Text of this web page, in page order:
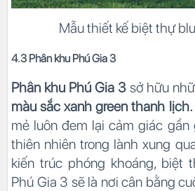
Mẫu thiết kế biệt thự
4.3 Phân khu Phú Gia 3
Phân khu Phú Gia 3sở hữu
màu sắc xanh green thanh lịch.
mẻ luôn đem lại cảm giác
thiên nhiên trong lành xung
kiến trúc phóng khoáng, biệt
Phú Gia 3 sẽ là nơi cân bằng